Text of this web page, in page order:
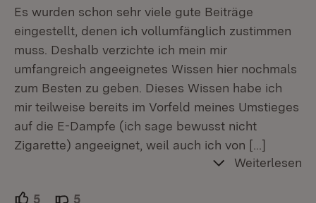
Es wurden schon sehr viele gute Beiträge
eingestellt, denen ich vollumfänglich zustimmen
muss. Deshalb verzichte ich mein mir
umfangreich angeeignetes Wissen hier nochmals
zum Besten zu geben. Dieses Wissen habe ich
mir teilweise bereits im Vorfeld meines Umstieges
auf die E-Dampfe (ich sage bewusst nicht
Zigarette) angeeignet, weil auch ich von […]
Weiterlesen
5 Unterstützer.
5